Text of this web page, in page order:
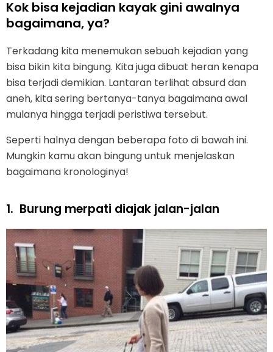
Kok bisa kejadian kayak gini awalnya
bagaimana, ya?
Terkadang kita menemukan sebuah kejadian yang
bisa bikin kita bingung. Kita juga dibuat heran kenapa
bisa terjadi demikian. Lantaran terlihat absurd dan
aneh, kita sering bertanya-tanya bagaimana awal
mulanya hingga terjadi peristiwa tersebut.
Seperti halnya dengan beberapa foto di bawah ini.
Mungkin kamu akan bingung untuk menjelaskan
bagaimana kronologinya!
1. Burung merpati diajak jalan-jalan